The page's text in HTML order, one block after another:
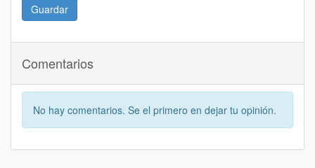
Guardar
Comentarios
No hay comentarios. Se el primero en dejar tu opinión.